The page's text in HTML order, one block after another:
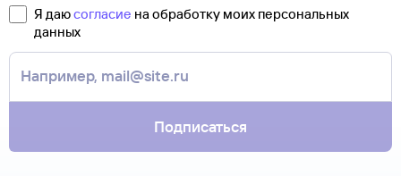
Туту.ру высылает маршрутную квитанцию по электронной
почте. Советуем распечатать ее и взять с собой в аэропорт.
за границей, хотя для посадки в самолет вам понадобится
только паспорт.
свою ситуацию. С вами свяжутся наши специалисты.
В письме, которое вы получите после заказа, будут
контакты агентства-партнера, через которое оформлен
билет. Вы можете связаться с ним напрямую.
Я даюсогласие на обработку моих персональных
данных
Подписаться